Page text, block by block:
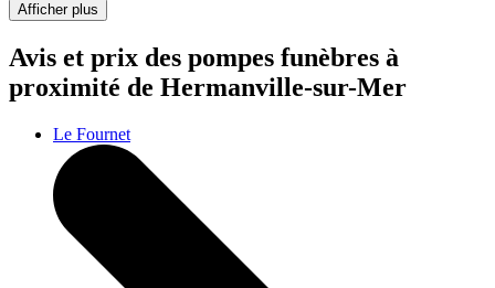
Afficher plus
Avis et prix des pompes funèbres à
proximité de Hermanville-sur-Mer
Le Fournet